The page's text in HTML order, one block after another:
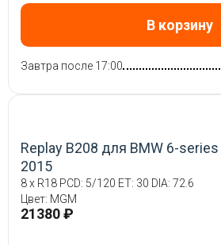
В корзину
Завтра после 17:00
Replay B208 для BMW 6-
2015
8 x R18 PCD: 5/120 ET: 30 DIA: 72.6
Цвет: MGM
21380 ₽